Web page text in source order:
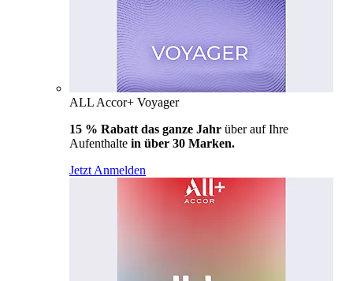
ALL Accor+ Voyager
15 % Rabatt das ganze Jahr über auf Ihre
Aufenthalte in über 30 Marken.
Jetzt Anmelden